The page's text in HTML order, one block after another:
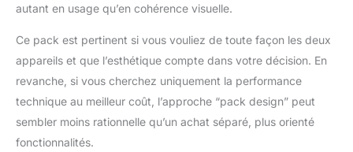
autant en usage qu’en cohérence visuelle.
Ce pack est pertinent si vous vouliez de toute façon les deux
appareils et que l’esthétique compte dans votre décision. En
revanche, si vous cherchez uniquement la performance
technique au meilleur coût, l’approche “pack design” peut
sembler moins rationnelle qu’un achat séparé, plus orienté
fonctionnalités.